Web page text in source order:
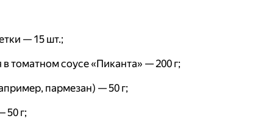
— 15 шт.;
томатном соусе «Пиканта» — 200 г;
пармезан) — 50 г;
50 г;